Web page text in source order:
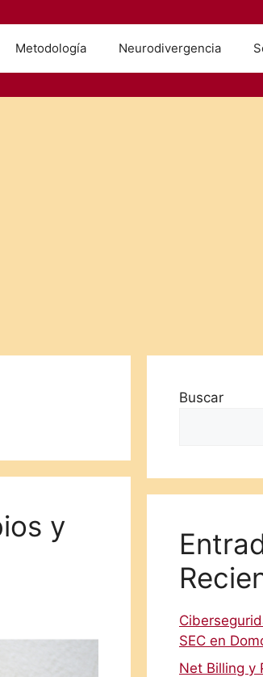
Metodología Neurodivergencia
y
Buscar
SEC en
Net Billing y